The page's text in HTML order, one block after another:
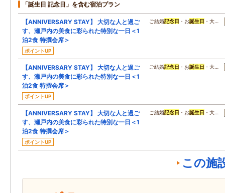
「誕生日 記念日」を含む宿泊プラン
【ANNIVERSARY STAY】 大切な人と過ご
す、瀬戸内の美食に彩られた特別な一日＜1
泊2食 特撰会席＞
ポイントUP
ご結婚記念日 ・お誕生日 ・大…
【ANNIVERSARY STAY】 大切な人と過ご
す、瀬戸内の美食に彩られた特別な一日＜1
泊2食 特撰会席＞
ポイントUP
ご結婚記念日 ・お誕生日 ・大…
【ANNIVERSARY STAY】 大切な人と過ご
す、瀬戸内の美食に彩られた特別な一日＜1
泊2食 特撰会席＞
ポイントUP
ご結婚記念日 ・お誕生日 ・大…
この施